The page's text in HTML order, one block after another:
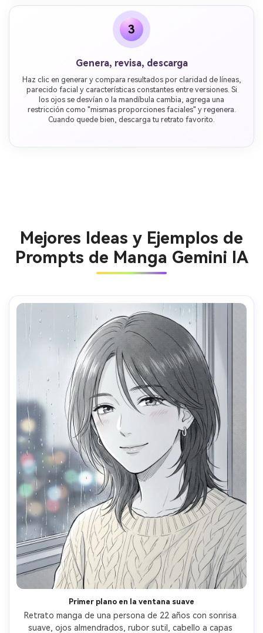
3
Genera, revisa, descarga
Haz clic en generar y compara resultados por claridad de líneas,
parecido facial y características constantes entre versiones. Si
los ojos se desvían o la mandíbula cambia, agrega una
restricción como "mismas proporciones faciales" y regenera.
Cuando quede bien, descarga tu retrato favorito.
Mejores Ideas y Ejemplos de
Prompts de Manga Gemini IA
Primer plano en la ventana suave
Retrato manga de una persona de 22 años con sonrisa
suave, ojos almendrados, rubor sutil, cabello a capas